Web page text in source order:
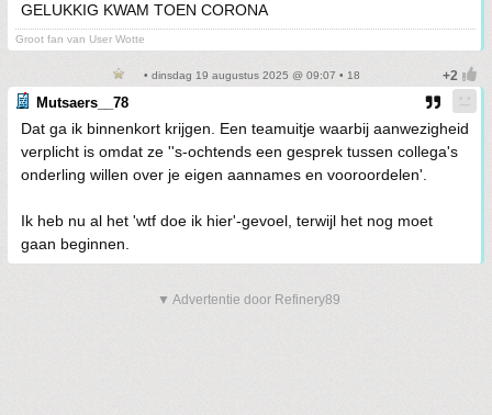
GELUKKIG KWAM TOEN CORONA
Groot fan van User Wotte
• dinsdag 19 augustus 2025 @ 09:07 • 18
Mutsaers__78
Dat ga ik binnenkort krijgen. Een teamuitje waarbij aanwezigheid
verplicht is omdat ze ''s-ochtends een gesprek tussen collega's
onderling willen over je eigen aannames en vooroordelen'.
Ik heb nu al het 'wtf doe ik hier'-gevoel, terwijl het nog moet
gaan beginnen.
▼ Advertentie door Refinery89